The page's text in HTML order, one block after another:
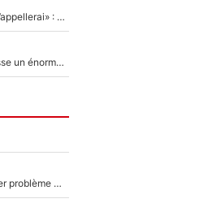
Mercato - OM - «Dès que je prends un club, je t’appellerai» : La promesse de Marcelino au moment de claquer la porte
Victime de racisme contre Murray, Kyrgios pousse un énorme coup de gueule !
Michael Olise : Pierre Ménès annonce un premier problème pour Zinedine Zidane en équipe de France